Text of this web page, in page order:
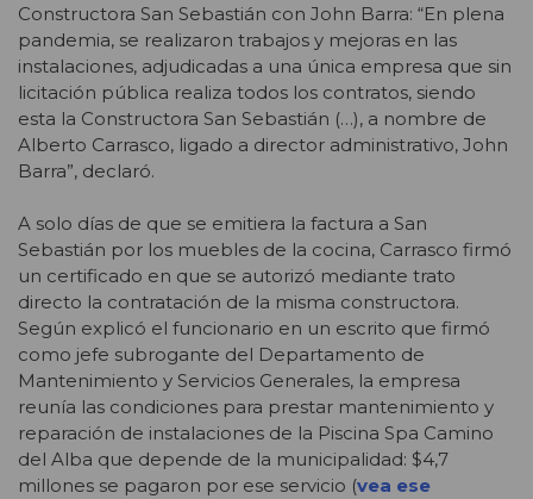
Constructora San Sebastián con John Barra: “En plena
pandemia, se realizaron trabajos y mejoras en las
instalaciones, adjudicadas a una única empresa que sin
licitación pública realiza todos los contratos, siendo
esta la Constructora San Sebastián (…), a nombre de
Alberto Carrasco, ligado a director administrativo, John
Barra”, declaró.
A solo días de que se emitiera la factura a San
Sebastián por los muebles de la cocina, Carrasco firmó
un certificado en que se autorizó mediante trato
directo la contratación de la misma constructora.
Según explicó el funcionario en un escrito que firmó
como jefe subrogante del Departamento de
Mantenimiento y Servicios Generales, la empresa
reunía las condiciones para prestar mantenimiento y
reparación de instalaciones de la Piscina Spa Camino
del Alba que depende de la municipalidad: $4,7
millones se pagaron por ese servicio (vea ese